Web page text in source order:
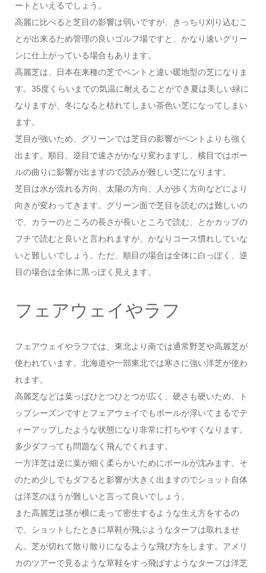
ートといえるでしょう。
高麗に比べると芝目の影響は弱いですが、きっちり刈り込むこ
とが出来るため管理の良いゴルフ場ですと、かなり速いグリー
ンに仕上がっている場合もあります。
高麗芝は、日本在来種の芝でベントと違い暖地型の芝になりま
す。35度くらいまでの気温に耐えることができ夏は美しい緑に
なりますが、冬になると枯れてしまい茶色い芝になってしまい
ます。
芝目が強いため、グリーンでは芝目の影響がベントよりも強く
出ます。順目、逆目で速さがかなり変わますし、横目ではボー
ルの曲りに影響が出ますので読みが難しい芝になります。
芝目は水が流れる方向、太陽の方向、人が歩く方向などにより
向きが変わってきます。グリーン面で芝目を読むのは難しいの
で、カラーのところの長さが長いところで読む、とかカップの
フチで読むと良いと言われますが、かなりコース慣れしていな
いと難しいでしょう。ただ、順目の場合は全体に白っぽく、逆
目の場合は全体に黒っぽく見えます。
フェアウェイやラフ
フェアウェイやラフでは、東北より南では通常野芝や高麗芝が
使われています。北海道や一部東北では寒さに強い洋芝が使わ
れます。
高麗芝などは葉っぱひとつひとつが広く、硬さも硬いため、ト
ップシーズンですとフェアウェイでもボールが浮いてまるでテ
ィーアップしたような状態になり非常に打ちやすくなります。
多少ダフっても問題なく飛んでくれます。
一方洋芝は逆に葉が細く柔らかいためにボールが沈みます。そ
のため少しでもダフると影響が大きく出ますのでショット自体
は洋芝のほうが難しいと言って良いでしょう。
また高麗芝は茎が横に走って密生するような生え方をするの
で、ショットしたときに草鞋が飛ぶようなターフは取れませ
ん。芝が切れて散り散りになるような飛び方をします。アメリ
カのツアーで見るような草鞋をすっ飛ばすようなターフは洋芝